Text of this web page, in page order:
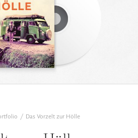
Das Vorzelt zur Hölle